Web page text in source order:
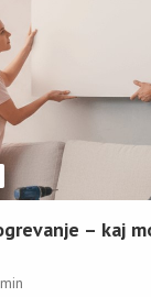
– kaj